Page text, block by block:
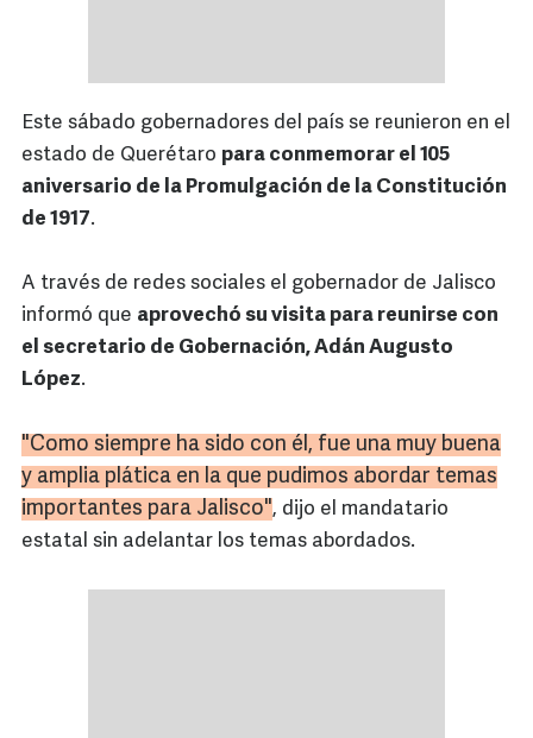
Este sábado gobernadores del país se reunieron en el
estado de Querétaro para conmemorar el 105
aniversario de la Promulgación de la Constitución
de 1917.
A través de redes sociales el gobernador de Jalisco
informó que aprovechó su visita para reunirse con
el secretario de Gobernación, Adán Augusto
López.
"Como siempre ha sido con él, fue una muy buena
y amplia plática en la que pudimos abordar temas
importantes para Jalisco", dijo el mandatario
estatal sin adelantar los temas abordados.